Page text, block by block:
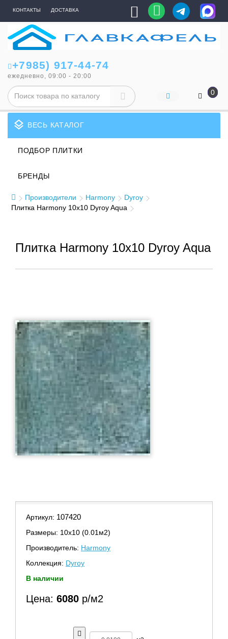
КОНТАКТЫ ДОСТАВКА
+7985) 917-44-74
ежедневно, 09:00 - 20:00
0
layers ВЕСЬ КАТАЛОГ
ПОДБОР ПЛИТКИ
БРЕНДЫ
Производители Harmony
Dyroy
Плитка Harmony 10x10 Dyroy Aqua
Плитка Harmony 10x10 Dyroy Aqua
Артикул: 107420
Размеры: 10х10 (0.01м2)
Производитель: Harmony
Коллекция: Dyroy
В наличии
Цена: 6080 р/м2